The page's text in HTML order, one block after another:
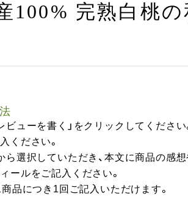
100% 完熟白桃
ビューを書く」をクリックしてください
ください。
選択していただき、本文に商品の感
ールをご記入ください。
品につき1回ご記入いただけます。